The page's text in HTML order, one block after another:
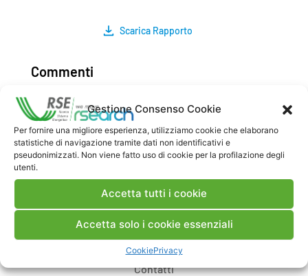
Gestione Consenso Cookie
Per fornire una migliore esperienza, utilizziamo cookie che elaborano
statistiche di navigazione tramite dati non identificativi e
pseudonimizzati. Non viene fatto uso di cookie per la profilazione degli
utenti.
Accetta tutti i cookie
Accetta solo i cookie essenziali
CookiePrivacy
Scarica Rapporto
Commenti
Pubblica un commento
Contatti